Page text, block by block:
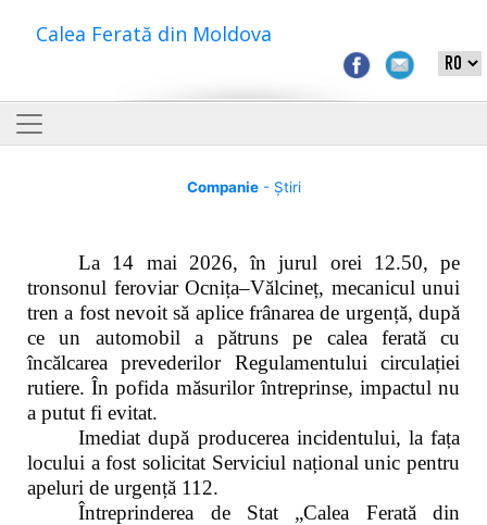
Calea Ferată din Moldova
Companie- Știri
La 14 mai 2026, în jurul orei 12.50, pe
tronsonul feroviar Ocnița–Vălcineț, mecanicul unui
tren a fost nevoit să aplice frânarea de urgență, după
ce un automobil a pătruns pe calea ferată cu
încălcarea prevederilor Regulamentului circulației
rutiere. În pofida măsurilor întreprinse, impactul nu
a putut fi evitat.
Imediat după producerea incidentului, la fața
locului a fost solicitat Serviciul național unic pentru
apeluri de urgență 112.
Întreprinderea de Stat „Calea Ferată din